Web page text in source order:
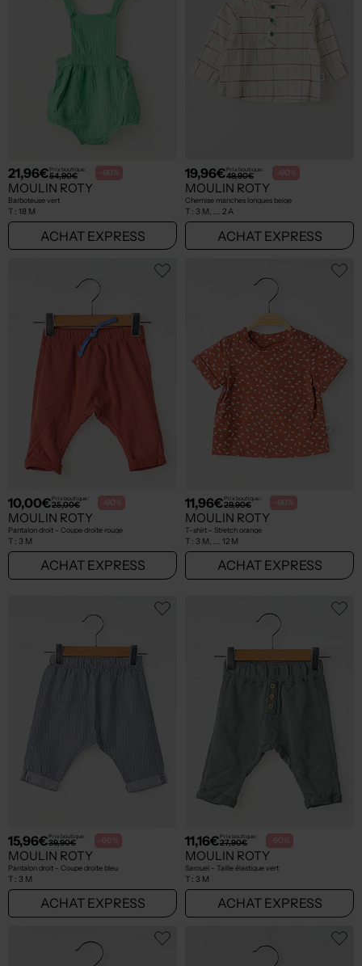
21,96€Prix boutique :
54,90€ -60%
MOULIN ROTY
Barboteuse vert
T : 18 M
ACHAT EXPRESS
19,96€Prix boutique :
49,90€ -60%
MOULIN ROTY
Chemise manches longues beige
T : 3 M, ... 2 A
ACHAT EXPRESS
10,00€Prix boutique :
25,00€ -60%
MOULIN ROTY
Pantalon droit - Coupe droite rouge
T : 3 M
ACHAT EXPRESS
11,96€Prix boutique :
29,90€ -60%
MOULIN ROTY
T-shirt - Stretch orange
T : 3 M, ... 12 M
ACHAT EXPRESS
15,96€Prix boutique :
39,90€ -60%
MOULIN ROTY
Pantalon droit - Coupe droite bleu
T : 3 M
ACHAT EXPRESS
11,16€Prix boutique :
27,90€ -60%
MOULIN ROTY
Sarouel - Taille élastique vert
T : 3 M
ACHAT EXPRESS